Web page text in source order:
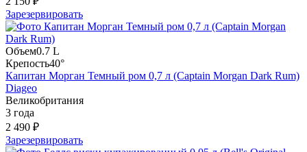
Зарезервировать
Объем0.7 L
Крепость40°
Капитан Морган Темный ром 0,7 л (Captain Morgan Dark Rum)
Diageo
Великобритания
3 года
2 490 ₽
Зарезервировать